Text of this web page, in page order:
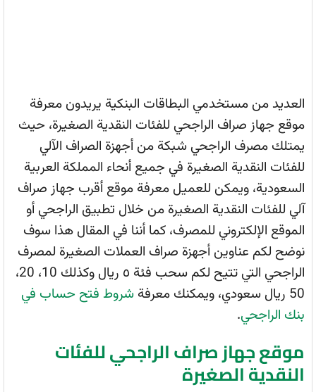
العديد من مستخدمي البطاقات البنكية يريدون معرفة
موقع جهاز صراف الراجحي للفئات النقدية الصغيرة، حيث
يمتلك مصرف الراجحي شبكة من أجهزة الصراف الآلي
للفئات النقدية الصغيرة في جميع أنحاء المملكة العربية
السعودية، ويمكن للعميل معرفة موقع أقرب جهاز صراف
آلي للفئات النقدية الصغيرة من خلال تطبيق الراجحي أو
الموقع الإلكتروني للمصرف، كما أننا في المقال هذا سوف
نوضح لكم عناوين أجهزة صراف العملات الصغيرة لمصرف
الراجحي التي تتيح لكم سحب فئة ٥ ريال وكذلك 10، 20،
50 ريال سعودي، ويمكنك معرفة
شروط فتح حساب في
بنك الراجحي.
موقع جهاز صراف الراجحي للفئات
النقدية الصغيرة